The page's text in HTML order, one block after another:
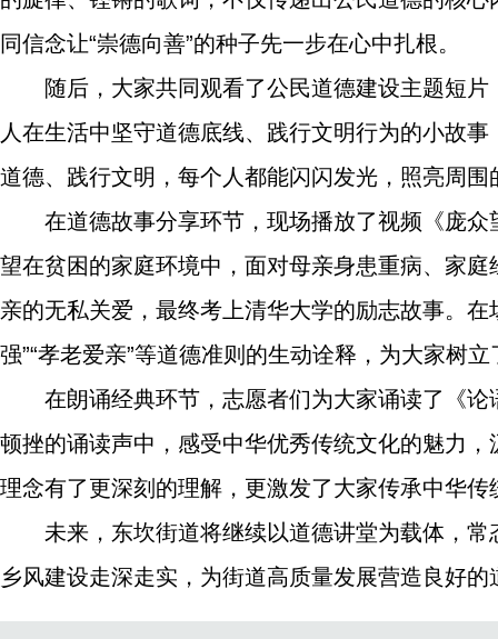
同信念让“崇德向善”的种子先一步在心中扎根。
随后，大家共同观看了公民道德建设主题短
人在生活中坚守道德底线、践行文明行为的小故
道德、践行文明，每个人都能闪闪发光，照亮周围
在道德故事分享环节，现场播放了视频《庞
望在贫困的家庭环境中，面对母亲身患重病、家
亲的无私关爱，最终考上清华大学的励志故事。
强”“孝老爱亲”等道德准则的生动诠释，为大家树
在朗诵经典环节，志愿者们为大家诵读了《
顿挫的诵读声中，感受中华优秀传统文化的魅力，
理念有了更深刻的理解，更激发了大家传承中华
未来，东坎街道将继续以道德讲堂为载体，
乡风建设走深走实，为街道高质量发展营造良好